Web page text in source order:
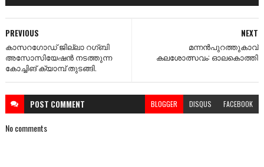
NEXT
മന്നൻപുറത്തുകാവ്
കലശോത്സവം: ഓലകൊത്തി
PREVIOUS
കാസറഗോഡ് ജില്ലാ റഗ്ബി
അസോസിയേഷൻ നടത്തുന്ന
കോച്ചിങ് ക്യാമ്പ് തുടങ്ങി.
POST COMMENT BLOGGER DISQUS FACEBOOK
No comments